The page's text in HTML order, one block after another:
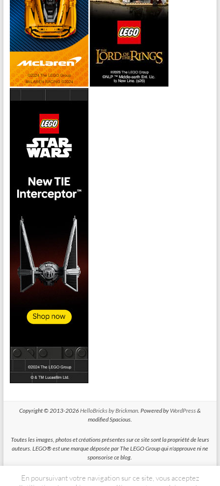
Copyright © 2013-2026HelloBricks by Brickman. Powered by WordPress&
modified Spacious.
Toutes les images, photos et créations présentes sur ce site sont la propriété de leurs
auteurs. LEGO® est une marque déposée par The LEGO Group qui n'approuve ni ne
sponsorise ce blog.
HelloBricks participe au Programme Partenaires d'Amazon EU, un programme
En poursuivant votre navigation sur ce site, vous acceptez